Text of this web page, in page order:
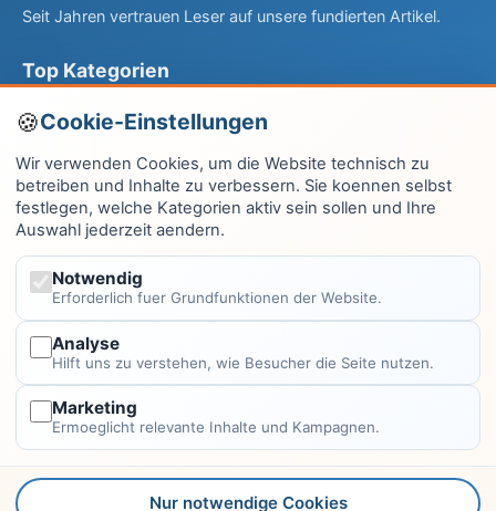
Seit Jahren vertrauen Leser auf unsere fundierten Artikel.
Top Kategorien
Computer & EDV
Haus & Garten
Fitness & Gesundheit
Wissen & Lernen
Finanzen
Rechtliches
Impressum
Cookie-Einstellungen
Wir verwenden Cookies, um die Website technisch zu
betreiben und Inhalte zu verbessern. Sie koennen selbst
festlegen, welche Kategorien aktiv sein sollen und Ihre
Auswahl jederzeit aendern.
Notwendig
Erforderlich fuer Grundfunktionen der Website.
Analyse
Hilft uns zu verstehen, wie Besucher die Seite nutzen.
Marketing
Ermoeglicht relevante Inhalte und Kampagnen.
Nur notwendige Cookies